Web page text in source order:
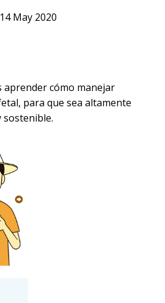
14May 2020
aprender cómo manejar
para que sea altamente